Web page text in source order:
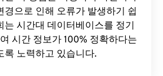
경으로 인해 오류가 발생하기 쉽
시간대 데이터베이스를 정기
시간 정보가 100% 정확하다는
록 노력하고 있습니다.